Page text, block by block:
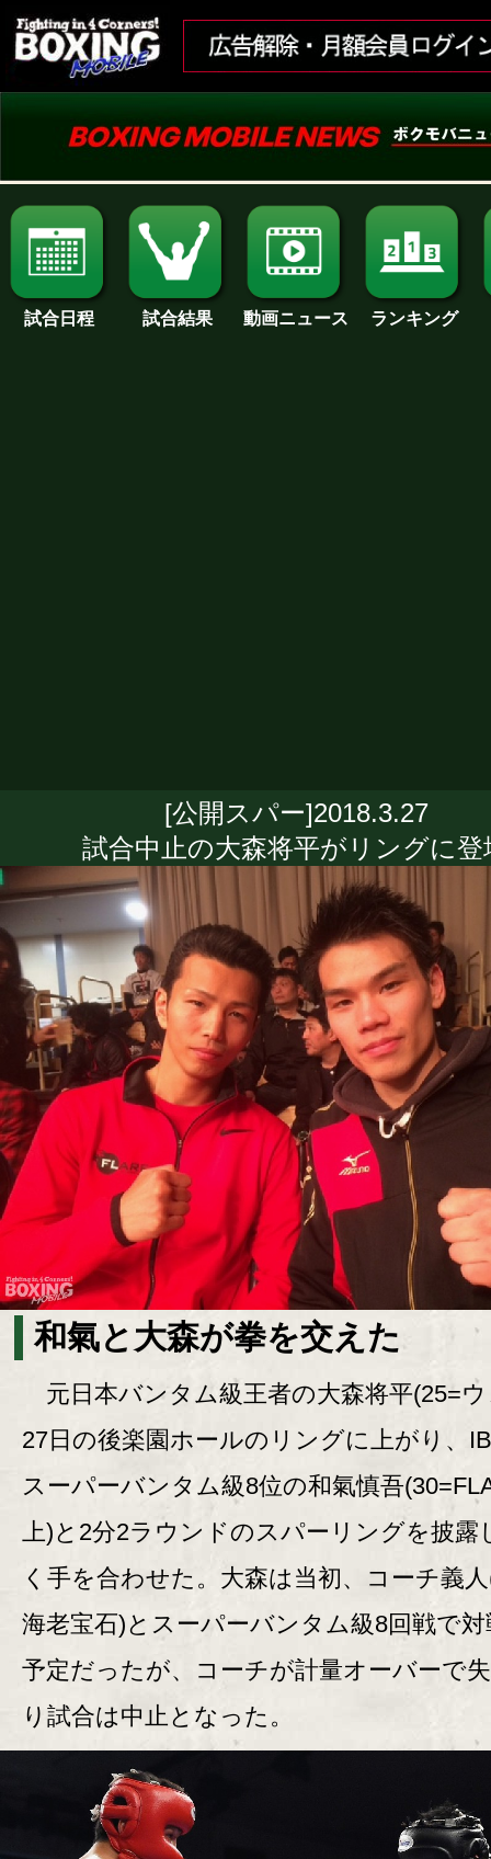
試合日程 試合結果 動画ニュース ランキング
[公開スパー]2018.3.27
試合中止の大森将平がリングに登
和氣と大森が拳を交えた
元日本バンタム級王者の大森将平(25=
27日の後楽園ホールのリングに上がり、
スーパーバンタム級8位の和氣慎吾
上)と2分2ラウンドのスパーリングを披露
く手を合わせた。大森は当初、コーチ義
海老宝石)とスーパーバンタム級8回戦で
予定だったが、コーチが計量オーバーで
り試合は中止となった。